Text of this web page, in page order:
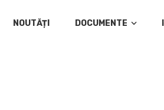
NOUTĂȚI DOCUMENTE